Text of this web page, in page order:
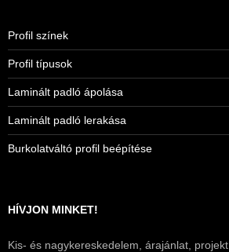
Profil színek
Profil típusok
Laminált padló ápolása
Laminált padló lerakása
Burkolatváltó profil beépítése
HÍVJON MINKET!
Kis- és nagykereskedelem, árajánlat, projekt